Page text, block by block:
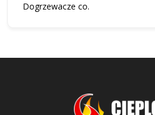
Dogrzewacze co.